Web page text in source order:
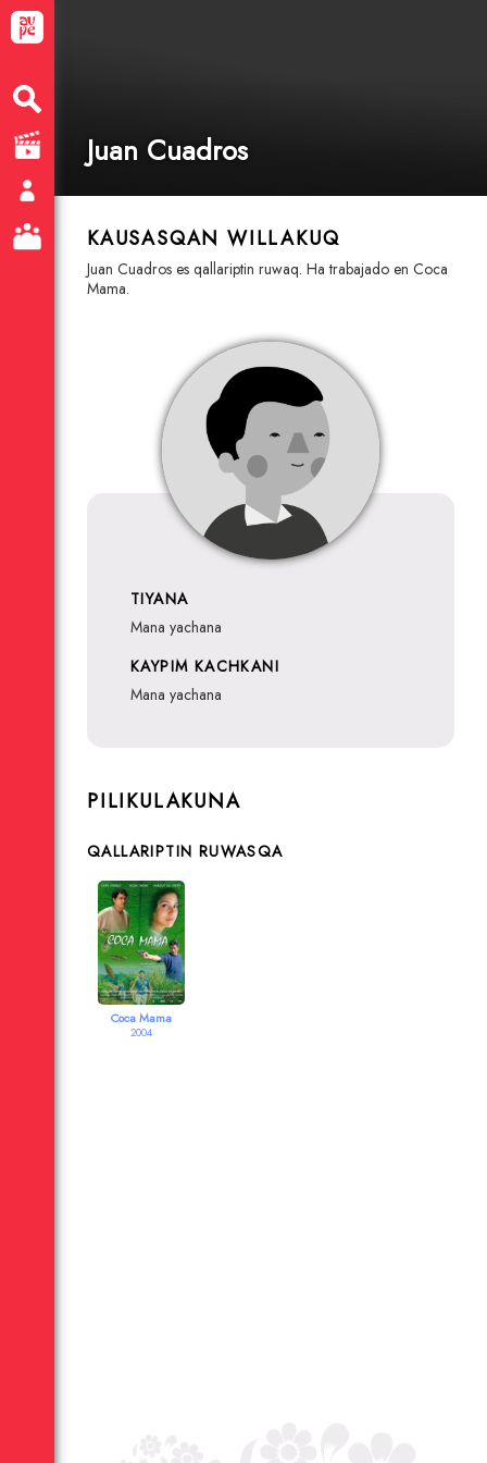
Juan Cuadros
KAUSASQAN WILLAKUQ
Juan Cuadros es qallariptin ruwaq. Ha trabajado en Coca
Mama.
TIYANA
mana yachana
KAYPIM KACHKANI
mana yachana
PILIKULAKUNA
QALLARIPTIN RUWASQA
Coca Mama
2004